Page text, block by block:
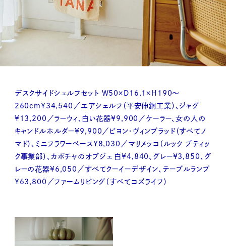
デスクサイドシェルフセット W50×D16.1×H190～
260cm¥34,540／エアシェルフ（平安伸銅工業）、ジャグ
¥13,200／ラーウィ、白い花器¥9,900／ケーラー、女の人の
キャンドルホルダー¥9,900／ビヨン・ヴィンブラッド（すべてノ
マド）、ミニフラワーベース¥8,030／マリメッコ（ルック ブティッ
ク事業部）、カボチャのオブジェ 白¥4,840、グレー¥3,850、グ
レーの花器¥6,050／すべてクーイーデザイン、テーブルランプ
¥63,800／ファームリビング（すべてコズライフ）